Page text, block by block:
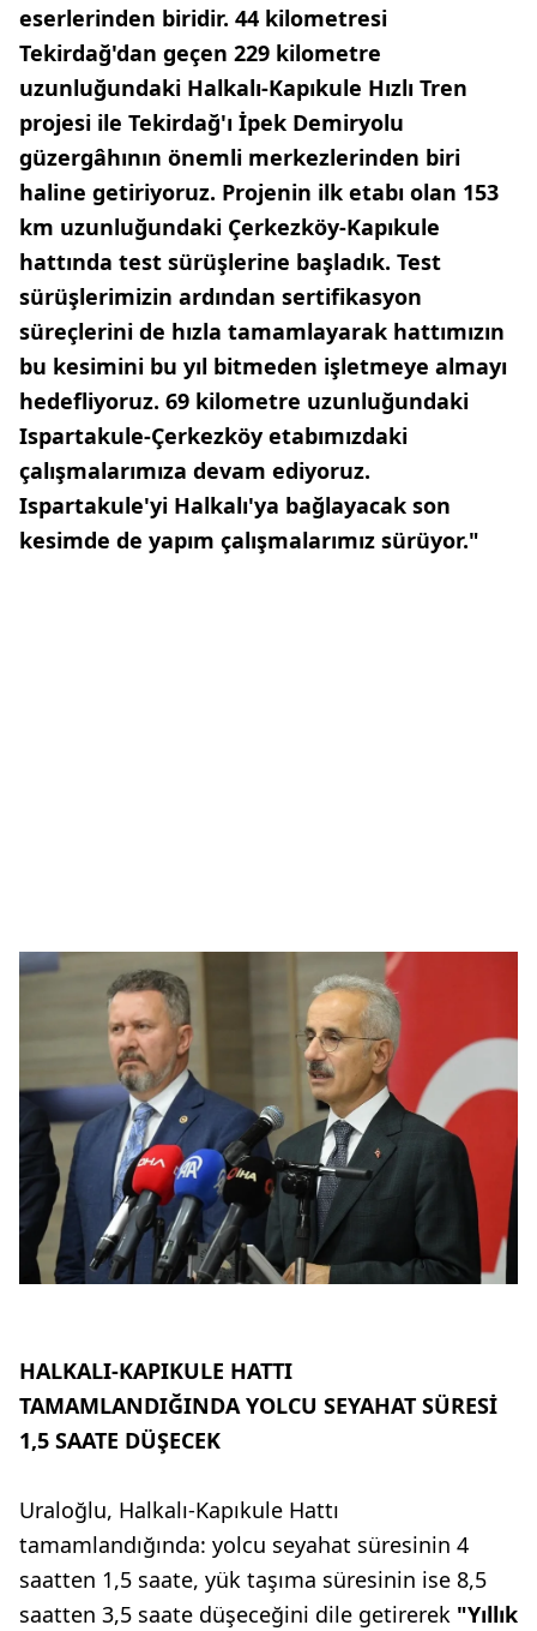
eserlerinden biridir. 44 kilometresi
Tekirdağ'dan geçen 229 kilometre
uzunluğundaki Halkalı-Kapıkule Hızlı Tren
projesi ile Tekirdağ'ı İpek Demiryolu
güzergâhının önemli merkezlerinden biri
haline getiriyoruz. Projenin ilk etabı olan 153
km uzunluğundaki Çerkezköy-Kapıkule
hattında test sürüşlerine başladık. Test
sürüşlerimizin ardından sertifikasyon
süreçlerini de hızla tamamlayarak hattımızın
bu kesimini bu yıl bitmeden işletmeye almayı
hedefliyoruz. 69 kilometre uzunluğundaki
Ispartakule-Çerkezköy etabımızdaki
çalışmalarımıza devam ediyoruz.
Ispartakule'yi Halkalı'ya bağlayacak son
kesimde de yapım çalışmalarımız sürüyor."
HALKALI-KAPIKULE HATTI
TAMAMLANDIĞINDA YOLCU SEYAHAT SÜRESİ
1,5 SAATE DÜŞECEK
Uraloğlu, Halkalı-Kapıkule Hattı
tamamlandığında: yolcu seyahat süresinin 4
saatten 1,5 saate, yük taşıma süresinin ise 8,5
saatten 3,5 saate düşeceğini dile getirerek "Yıllık